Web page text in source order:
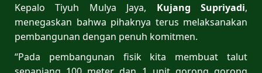
Kepalo Tiyuh Mulya Jaya, Kujang Supriyadi,
menegaskan bahwa pihaknya terus melaksanakan
pembangunan dengan penuh komitmen.
“Pada pembangunan fisik kita membuat talut